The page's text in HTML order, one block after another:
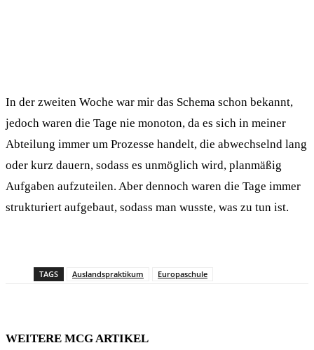
In der zweiten Woche war mir das Schema schon bekannt,
jedoch waren die Tage nie monoton, da es sich in meiner
Abteilung immer um Prozesse handelt, die abwechselnd lang
oder kurz dauern, sodass es unmöglich wird, planmäßig
Aufgaben aufzuteilen. Aber dennoch waren die Tage immer
strukturiert aufgebaut, sodass man wusste, was zu tun ist.
TAGS Auslandspraktikum Europaschule
WEITERE MCG ARTIKEL